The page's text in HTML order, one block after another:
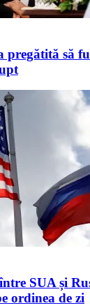
să
SUA și
ordinea de zi